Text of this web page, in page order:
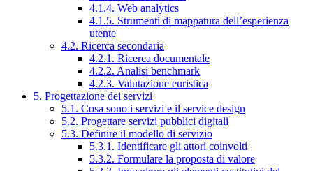
4.1.4. Web analytics
4.1.5. Strumenti di mappatura dell’esperienza
utente
4.2. Ricerca secondaria
4.2.1. Ricerca documentale
4.2.2. Analisi benchmark
4.2.3. Valutazione euristica
5. Progettazione dei servizi
5.1. Cosa sono i servizi e il service design
5.2. Progettare servizi pubblici digitali
5.3. Definire il modello di servizio
5.3.1. Identificare gli attori coinvolti
5.3.2. Formulare la proposta di valore